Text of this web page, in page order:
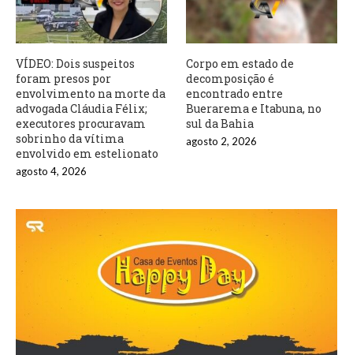
VÍDEO: Dois suspeitos
foram presos por
envolvimento na morte da
advogada Cláudia Félix;
executores procuravam
sobrinho da vítima
envolvido em estelionato
agosto 4, 2026
Corpo em estado de
decomposição é
encontrado entre
Buerarema e Itabuna, no
sul da Bahia
agosto 2, 2026